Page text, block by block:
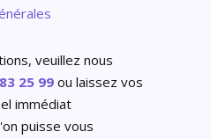
veuillez nous
25 99 ou laissez vos
immédiat
puisse vous